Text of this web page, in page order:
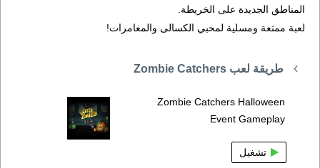
المناطق الجديدة على الخريطة.
لعبة ممتعة ومسلية لمحبي الكسالى والمغامرات!
طريقة لعب Zombie Catchers
Zombie Catchers Halloween
Event Gameplay
تشغيل